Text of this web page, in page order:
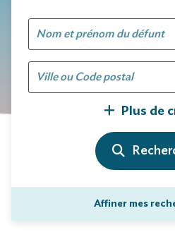
Plus de
Affiner mes